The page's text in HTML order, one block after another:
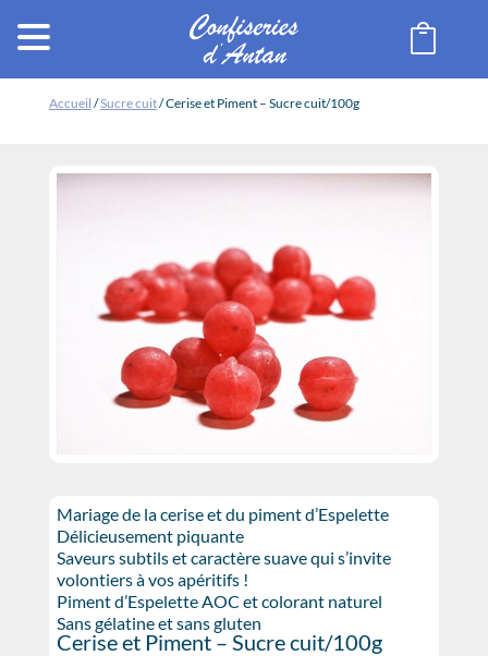

Accueil /Sucre cuit/ Cerise et Piment – Sucre cuit/100g
Mariage de la cerise et du piment d’Espelette
Délicieusement piquante
Saveurs subtils et caractère suave qui s’invite
volontiers à vos apéritifs !
Piment d’Espelette AOC et colorant naturel
Sans gélatine et sans gluten
Cerise et Piment– Sucre cuit/100g